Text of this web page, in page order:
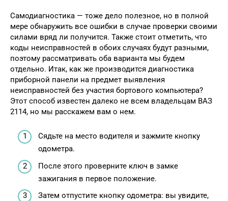
Самодиагностика — тоже дело полезное, но в полной
мере обнаружить все ошибки в случае проверки своими
силами вряд ли получится. Также стоит отметить, что
коды неисправностей в обоих случаях будут разными,
поэтому рассматривать оба варианта мы будем
отдельно. Итак, как же производится диагностика
приборной панели на предмет выявления
неисправностей без участия бортового компьютера?
Этот способ известен далеко не всем владельцам ВАЗ
2114, но мы расскажем вам о нем.
Сядьте на место водителя и зажмите кнопку
одометра.
После этого проверните ключ в замке
зажигания в первое положение.
Затем отпустите кнопку одометра: вы увидите,